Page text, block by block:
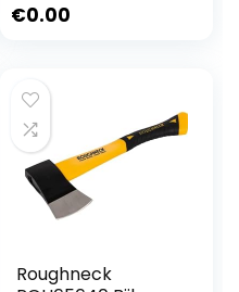
€0.00
Roughneck